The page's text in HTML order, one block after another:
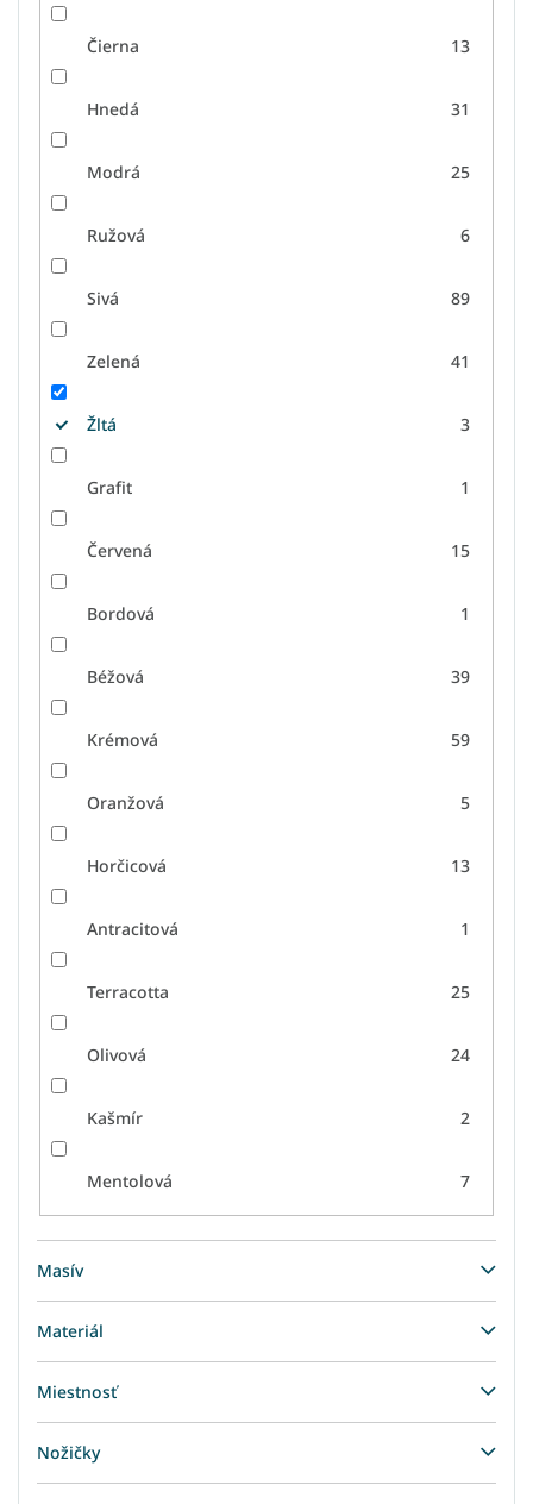
Čierna 13
Hnedá 31
Modrá 25
Ružová 6
Sivá 89
Zelená 41
Žltá 3
Grafit 1
Červená 15
Bordová 1
Béžová 39
Krémová 59
Oranžová 5
Horčicová 13
Antracitová 1
Terracotta 25
Olivová 24
Kašmír 2
Mentolová 7
Masív
Materiál
Miestnosť
Nožičky